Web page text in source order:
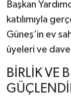
Başkan
katılımıyla
Güneş’in ev
üyeleri ve
BİRLİK VE